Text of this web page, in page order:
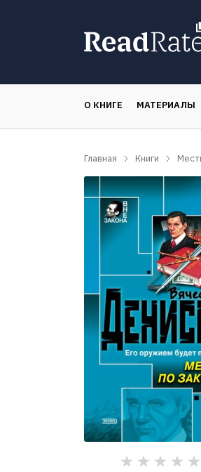
О КНИГЕ МАТЕРИАЛЫ
Главная Книги